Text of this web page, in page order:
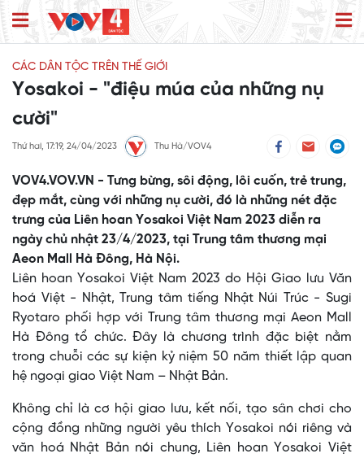
CÁC DÂN TỘC TRÊN THẾ GIỚI
Yosakoi - "điệu múa của những nụ
cười"
Thứ hai, 17:19, 24/04/2023 Thu Hà/VOV4
VOV4.VOV.VN - Tưng bừng, sôi động, lôi cuốn, trẻ trung,
đẹp mắt, cùng với những nụ cười, đó là những nét đặc
trưng của Liên hoan Yosakoi Việt Nam 2023 diễn ra
ngày chủ nhật 23/4/2023, tại Trung tâm thương mại
Aeon Mall Hà Đông, Hà Nội.
Liên hoan Yosakoi Việt Nam 2023 do Hội Giao lưu Văn
hoá Việt - Nhật, Trung tâm tiếng Nhật Núi Trúc - Sugi
Ryotaro phối hợp với Trung tâm thương mại Aeon Mall
Hà Đông tổ chức. Đây là chương trình đặc biệt nằm
trong chuỗi các sự kiện kỷ niệm 50 năm thiết lập quan
hệ ngoại giao Việt Nam – Nhật Bản.
Không chỉ là cơ hội giao lưu, kết nối, tạo sân chơi cho
cộng đồng những người yêu thích Yosakoi nói riêng và
văn hoá Nhật Bản nói chung, Liên hoan Yosakoi Việt